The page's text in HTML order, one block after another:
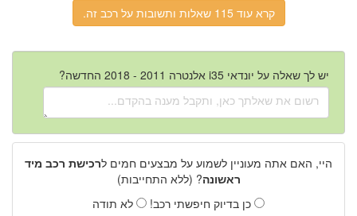
קרא עוד 115 שאלות ותשובות על רכב זה.
יש לך שאלה על יונדאי i35 אלנטרה 2011 - 2018 החדשה?
היי, האם אתה מעוניין לשמוע על מבצעים חמים לרכישת רכב מיד
ראשונה? (ללא התחייבות)
כן בדיוק חיפשתי רכב!
לא תודה